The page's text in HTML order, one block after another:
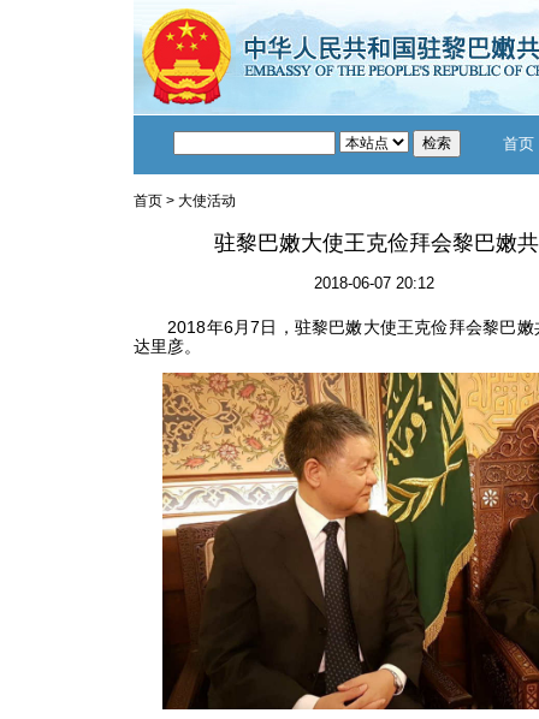
首页
首页 > 大使活动
驻黎巴嫩大使王克俭拜会黎巴嫩
2018-06-07 20:12
2018年6月7日，驻黎巴嫩大使王克俭拜会黎巴嫩
达里彦。